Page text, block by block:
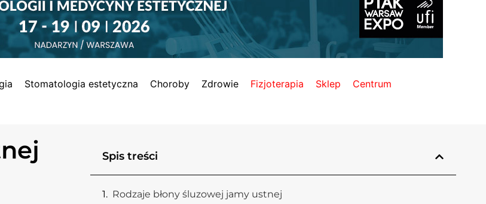
Stomatologia estetyczna Choroby Zdrowie Fizjoterapia Sklep Centrum
Spis treści
Rodzaje błony śluzowej jamy ustnej